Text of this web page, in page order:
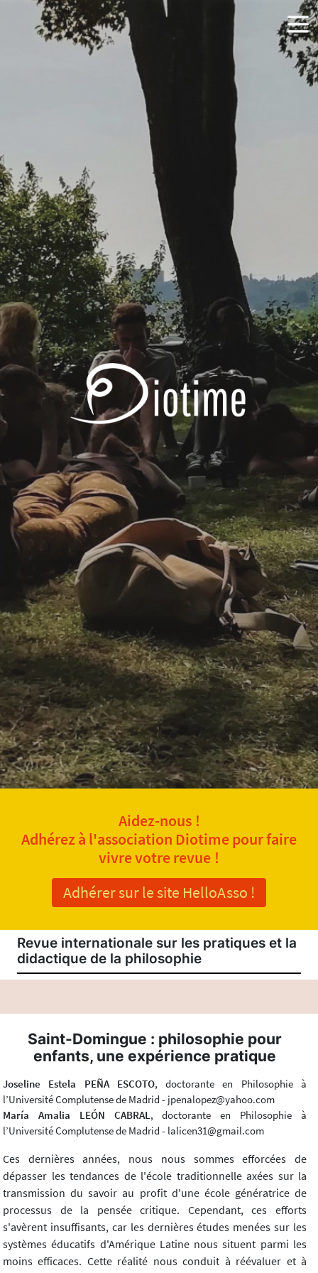
Aidez-nous !
Adhérez à l'association Diotime pour faire
vivre votre revue !
Adhérer sur le site HelloAsso !
Revue internationale sur les pratiques et la
didactique de la philosophie
Saint-Domingue : philosophie pour
enfants, une expérience pratique
Joseline Estela PEÑA ESCOTO, doctorante en Philosophie à
l’Université Complutense de Madrid - jpenalopez@yahoo.com
María Amalia LEÓN CABRAL , doctorante en Philosophie à
l’Université Complutense de Madrid - lalicen31@gmail.com
Ces dernières années, nous nous sommes efforcées de
dépasser les tendances de l'école traditionnelle axées sur la
transmission du savoir au profit d'une école génératrice de
processus de la pensée critique. Cependant, ces efforts
s'avèrent insuffisants, car les dernières études menées sur les
systèmes éducatifs d'Amérique Latine nous situent parmi les
moins efficaces. Cette réalité nous conduit à réévaluer et à